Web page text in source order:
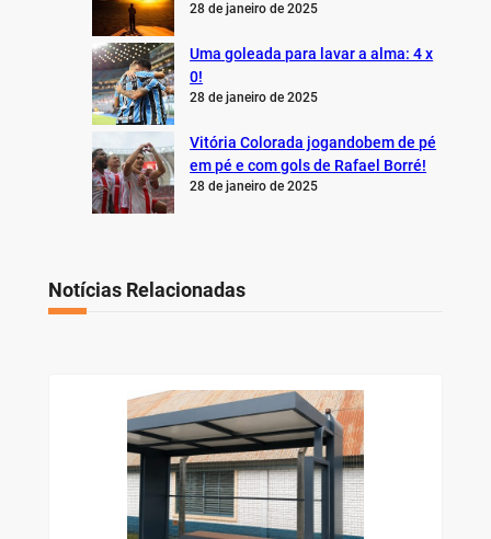
28 de janeiro de 2025
Uma goleada para lavar a alma: 4 x
0!
28 de janeiro de 2025
Vitória Colorada jogandobem de pé
em pé e com gols de Rafael Borré!
28 de janeiro de 2025
Notícias Relacionadas